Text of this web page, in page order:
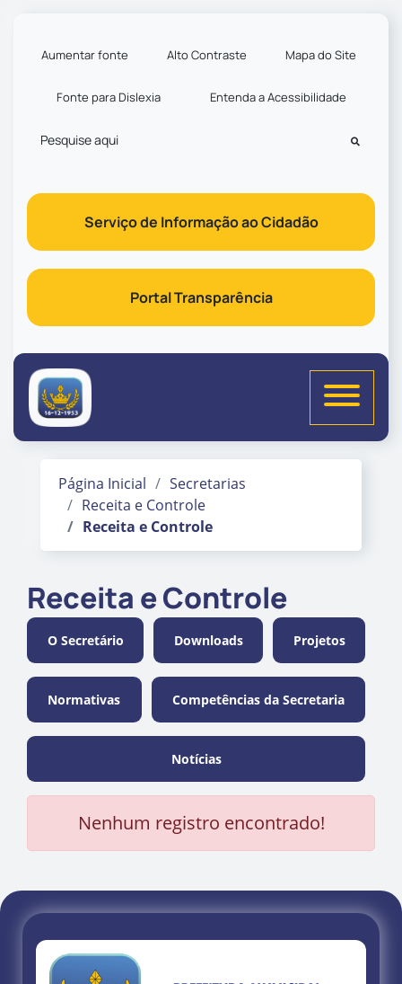
Ir para o menu [alt+2]
Ir para o rodapé [alt+4]
Aumentar fonte Alto Contraste Mapa do Site
Fonte para Dislexia Entenda a Acessibilidade
Pesquisar
Serviço de Informação ao Cidadão
Portal Transparência
Seção do menu principal
Página Inicial
Secretarias
Receita e Controle
Receita e Controle
Receita e Controle
O Secretário Downloads Projetos
Normativas Competências da Secretaria
Notícias
Nenhum registro encontrado!